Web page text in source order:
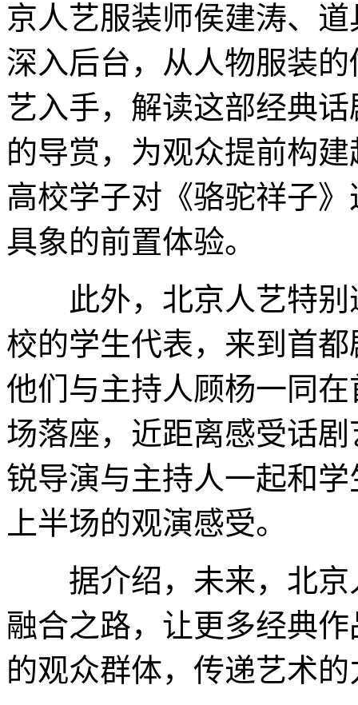
京人艺服装师侯建涛、
深入后台，从人物服装
艺入手，解读这部经典
的导赏，为观众提前构
高校学子对《骆驼祥子
具象的前置体验。
此外，北京人艺特别
校的学生代表，来到首
他们与主持人顾杨一同
场落座，近距离感受话
锐导演与主持人一起和
上半场的观演感受。
据介绍，未来，北京
融合之路，让更多经典
的观众群体，传递艺术